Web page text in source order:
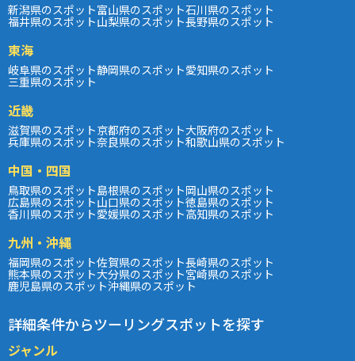
新潟県のスポット富山県のスポット石川県のスポット
福井県のスポット山梨県のスポット長野県のスポット
東海
岐阜県のスポット静岡県のスポット愛知県のスポット
三重県のスポット
近畿
滋賀県のスポット京都府のスポット大阪府のスポット
兵庫県のスポット奈良県のスポット和歌山県のスポット
中国・四国
鳥取県のスポット島根県のスポット岡山県のスポット
広島県のスポット山口県のスポット徳島県のスポット
香川県のスポット愛媛県のスポット高知県のスポット
九州・沖縄
福岡県のスポット佐賀県のスポット長崎県のスポット
熊本県のスポット大分県のスポット宮崎県のスポット
鹿児島県のスポット沖縄県のスポット
詳細条件からツーリングスポットを探す
ジャンル